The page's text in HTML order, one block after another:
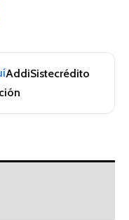
AddiSistecrédito